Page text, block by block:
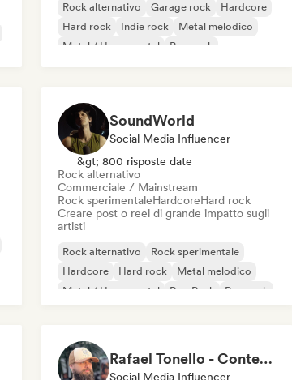
Rock alternativo Garage rock
Hardcore
Hard rock
Indie rock
Metal melodico
Metal / Heavy metal
Pop rock
SoundWorld
Social Media Influencer
&gt; 800 risposte date
Rock alternativo
Commerciale / Mainstream
Rock sperimentaleHardcoreHard rock
Creare post o reel di grande impatto sugli
artisti
Rock alternativo
Rock sperimentale
Hardcore
Hard rock
Metal melodico
Metal / Heavy metal
Pop Punk Pop rock
Rafael Tonello - Content Creator
Social Media Influencer